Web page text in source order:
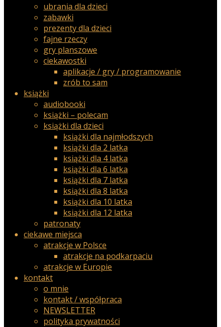
ubrania dla dzieci
zabawki
prezenty dla dzieci
fajne rzeczy
gry planszowe
ciekawostki
aplikacje / gry / programowanie
zrób to sam
książki
audiobooki
książki – polecam
książki dla dzieci
książki dla najmłodszych
książki dla 2 latka
książki dla 4 latka
książki dla 6 latka
książki dla 7 latka
książki dla 8 latka
książki dla 10 latka
książki dla 12 latka
patronaty
ciekawe miejsca
atrakcje w Polsce
atrakcje na podkarpaciu
atrakcje w Europie
kontakt
o mnie
kontakt / współpraca
NEWSLETTER
polityka prywatności